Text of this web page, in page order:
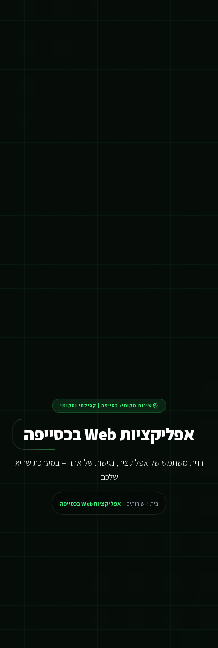
שירות מקומי: כסייפה קהילתי ומקומי
אפליקציות Web בכסייפה
חווית משתמש של אפליקציה, נגישות של אתר – במערכת שהיא
שלכם
בית שירותים אפליקציות Web בכסייפה